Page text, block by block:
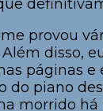
provou
disso,
páginas
piano
morrido há